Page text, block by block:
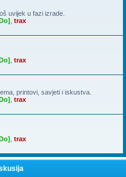
uvijek u fazi izrade.
trax
trax
printovi, savjeti i iskustva.
trax
trax